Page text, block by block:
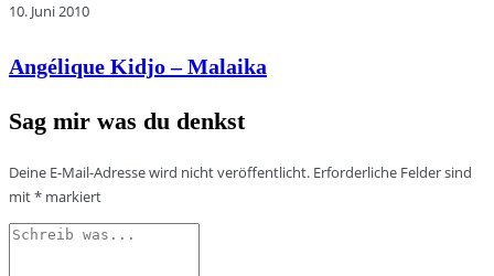
10. Juni 2010
Angélique Kidjo – Malaika
Sag mir was du denkst
Deine E-Mail-Adresse wird nicht veröffentlicht. Erforderliche Felder sind
mit* markiert